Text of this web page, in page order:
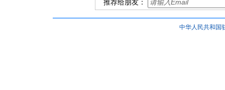
推荐给朋友：
中华人民共和国